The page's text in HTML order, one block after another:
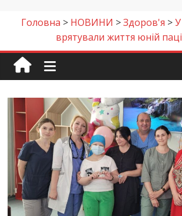
Головна > НОВИНИ >Здоров'я >
врятували життя юній